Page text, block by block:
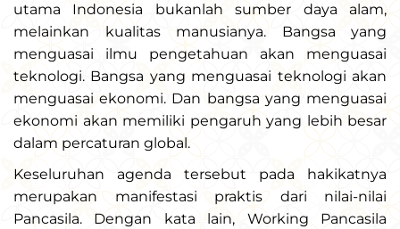
utama Indonesia bukanlah sumber daya alam,
melainkan kualitas manusianya. Bangsa yang
menguasai ilmu pengetahuan akan menguasai
teknologi. Bangsa yang menguasai teknologi akan
menguasai ekonomi. Dan bangsa yang menguasai
ekonomi akan memiliki pengaruh yang lebih besar
dalam percaturan global.
Keseluruhan agenda tersebut pada hakikatnya
merupakan manifestasi praktis dari nilai-nilai
Pancasila. Dengan kata lain, Working Pancasila